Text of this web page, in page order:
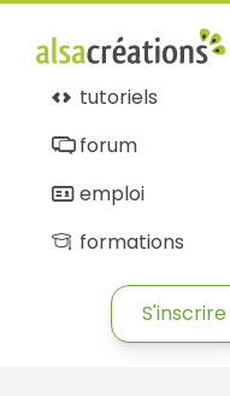
tutoriels
forum
emploi
formations
S'inscrire